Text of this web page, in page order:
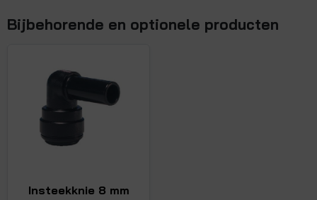
Bijbehorende en optionele producten
Insteekknie 8 mm